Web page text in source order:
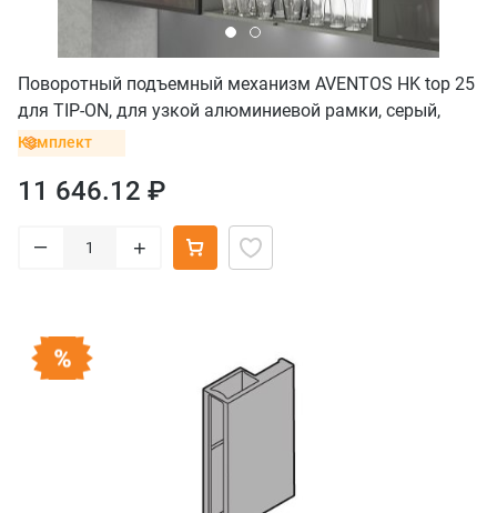
Поворотный подъемный механизм AVENTOS HK top 25
для TIP-ON, для узкой алюминиевой рамки, серый,
саморез
Комплект
11 646.12 ₽
– +